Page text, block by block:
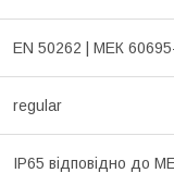
EN 50262 | МЕК
regular
IP65 відповідно до